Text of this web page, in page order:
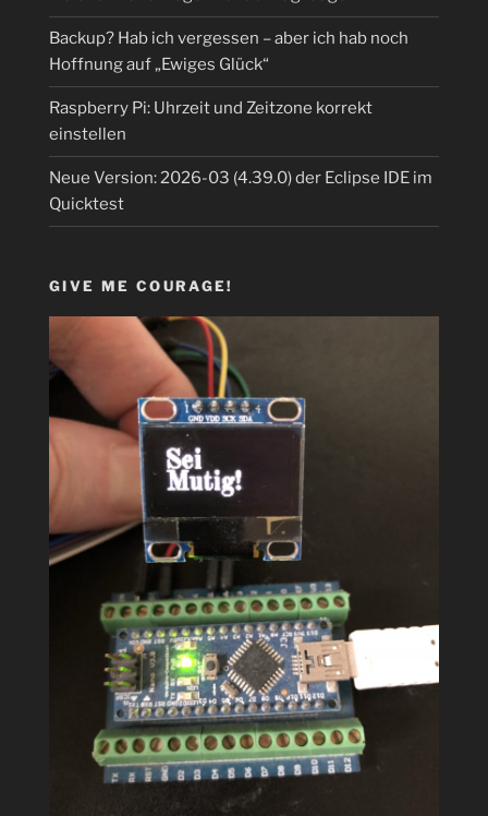
Backup? Hab ich vergessen – aber ich hab noch
Hoffnung auf „Ewiges Glück“
Raspberry Pi: Uhrzeit und Zeitzone korrekt
einstellen
Neue Version: 2026-03 (4.39.0) der Eclipse IDE im
Quicktest
GIVE ME COURAGE!